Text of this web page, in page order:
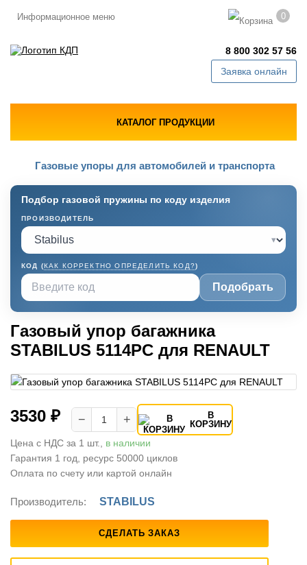
Информационное меню 0
8 800 302 57 56
Заявка онлайн
КАТАЛОГ ПРОДУКЦИИ
Газовые упоры для автомобилей и транспорта
Подбор газовой пружины по коду изделия
ПРОИЗВОДИТЕЛЬ
▾
КОД (КАК КОРРЕКТНО ОПРЕДЕЛИТЬ КОД?)
Подобрать
Газовый упор багажника
STABILUS 5114PC для RENAULT
3530 ₽ − +
В
КОРЗИНУ
Цена с НДС за 1 шт., в наличии
Гарантия 1 год, ресурс 50000 циклов
Оплата по счету или картой онлайн
Производитель: STABILUS
СДЕЛАТЬ ЗАКАЗ